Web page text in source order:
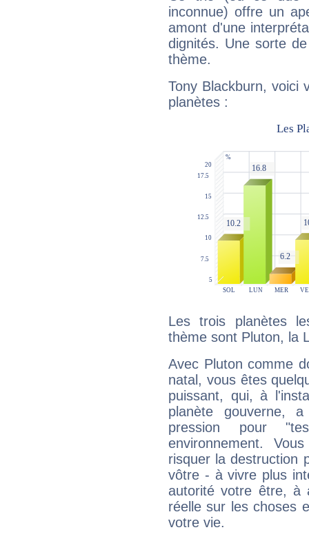
inconnue) offre un
amont d'une
dignités. Une sorte
thème.
Tony Blackburn, voici
planètes :
Les trois planètes
thème sont Pluton, la
Avec Pluton comme
natal, vous êtes
puissant, qui, à
planète gouverne,
pression pour
environnement.
risquer la destruction
vôtre - à vivre plus
autorité votre être, à
réelle sur les choses
votre vie.